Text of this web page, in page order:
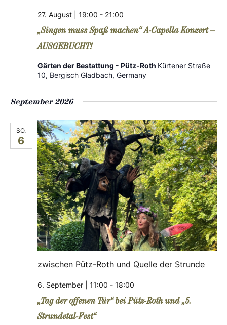
27. August | 19:00 - 21:00
„Singen muss Spaß machen“ A-Capella Konzert –
AUSGEBUCHT!
Gärten der Bestattung - Pütz-Roth Kürtener Straße
10, Bergisch Gladbach, Germany
September 2026
SO.
6
6. September | 11:00 - 18:00
„Tag der offenen Tür“ bei Pütz-Roth und „5.
Strundetal-Fest“
zwischen Pütz-Roth und Quelle der Strunde